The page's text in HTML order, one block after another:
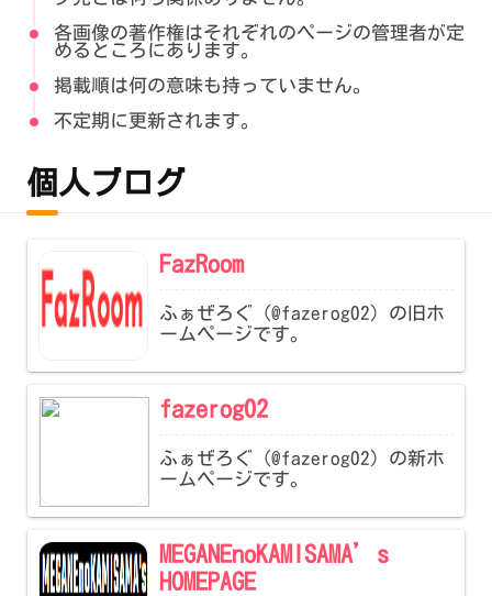
各画像の著作権はそれぞれのページの管理者が定
めるところにあります。
掲載順は何の意味も持っていません。
不定期に更新されます。
個人ブログ
FazRoom
ふぁぜろぐ（@fazerog02）の旧ホ
ームページです。
fazerog02
ふぁぜろぐ（@fazerog02）の新ホ
ームページです。
MEGANEnoKAMISAMA’s
HOMEPAGE